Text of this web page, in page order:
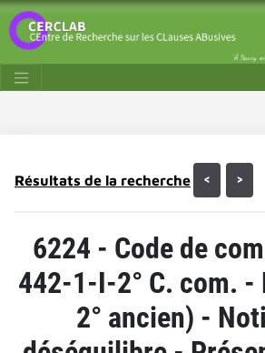
<
Résultats de la recherche >
6224 - Code de
442-1-I-2° C. com.
2° ancien) -